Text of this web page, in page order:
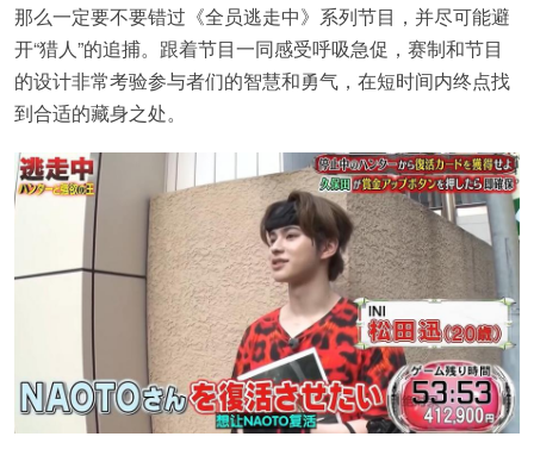
那么一定要不要错过《全员逃走中》系列节目，并尽可能避
开“猎人”的追捕。跟着节目一同感受呼吸急促，赛制和节目
的设计非常考验参与者们的智慧和勇气，在短时间内终点找
到合适的藏身之处。